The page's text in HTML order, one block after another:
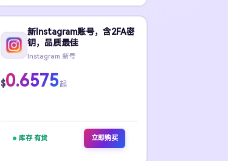
新Instagram账号，含2FA密
钥，品质最佳
Instagram 新号
$0.6575起
库存 有货 立即购买